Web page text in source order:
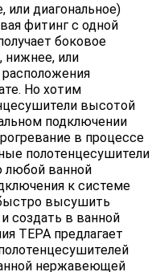
или диагональное)
фитинг с одной
боковое
нижнее, или
Но хотим
высотой
подключении
в процессе
полотенцесушители
любой ванной
к системе
высушить
создать в ванной
ТЕРА предлагает
нержавеющей